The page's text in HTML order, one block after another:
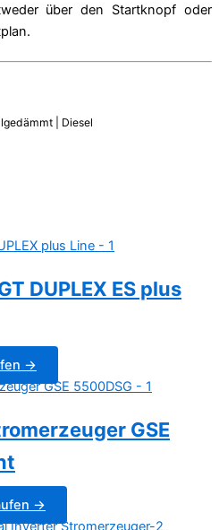
über den Startknopf oder
| Diesel
DUPLEX ES plus
→
GSE
→